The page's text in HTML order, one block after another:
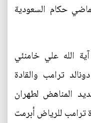
حكام السعودية
الله علي خامنئي
ترامب والقادة
المناهض لطهران
ترامب للرياض أبرمت